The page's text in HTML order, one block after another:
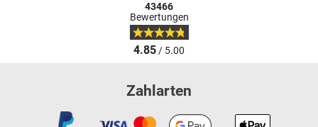
43466
Bewertungen
4.85/ 5.00
Zahlarten